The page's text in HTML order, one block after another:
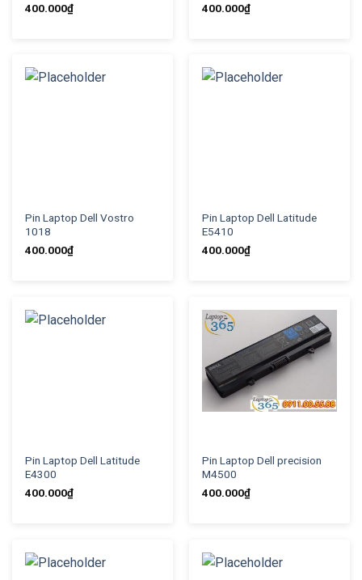
400.000₫
400.000₫
Pin Laptop Dell Vostro
1018
400.000₫
Pin Laptop Dell Latitude
E5410
400.000₫
Pin Laptop Dell Latitude
E4300
400.000₫
Pin Laptop Dell precision
M4500
400.000₫